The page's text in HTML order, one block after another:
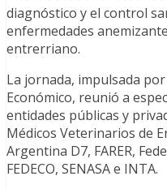
diagnóstico y el control
enfermedades
entrerriano.
La jornada, impulsada
Económico, reunió a
entidades públicas y
Médicos Veterinarios de
Argentina D7, FARER,
FEDECO, SENASA e INTA.